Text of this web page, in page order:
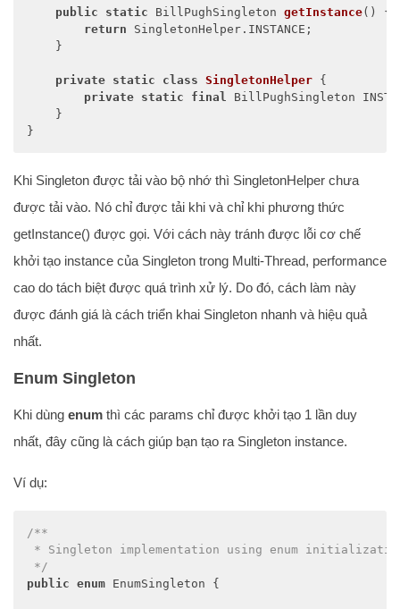
public static BillPughSingleton getInstance()
{
return SingletonHelper.INSTANCE;
    }
private static class SingletonHelper {
private static final
BillPughSingleton
    }
}
Khi Singleton được tải vào bộ nhớ thì SingletonHelper chưa
được tải vào. Nó chỉ được tải khi và chỉ khi phương thức
getInstance() được gọi. Với cách này tránh được lỗi cơ chế
khởi tạo instance của Singleton trong Multi-Thread, performance
cao do tách biệt được quá trình xử lý. Do đó, cách làm này
được đánh giá là cách triển khai Singleton nhanh và hiệu quả
nhất.
Enum Singleton
Khi dùng enum thì các params chỉ được khởi tạo 1 lần duy
nhất, đây cũng là cách giúp bạn tạo ra Singleton instance.
Ví dụ:
/**
* Singleton implementation using enum
*/
public enum EnumSingleton {